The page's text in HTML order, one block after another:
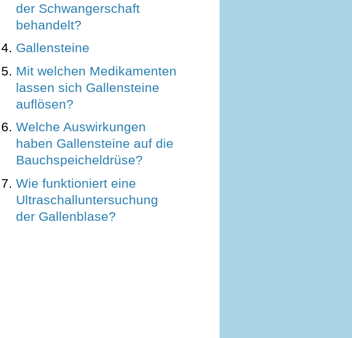
der Schwangerschaft
behandelt?
Gallensteine
Mit welchen Medikamenten
lassen sich Gallensteine
auflösen?
Welche Auswirkungen
haben Gallensteine auf die
Bauchspeicheldrüse?
Wie funktioniert eine
Ultraschalluntersuchung
der Gallenblase?